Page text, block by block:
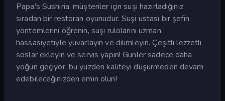
Papa's Sushiria, müşteriler için suşi hazırladığınız
sıradan bir restoran oyunudur. Suşi ustası bir şefin
yöntemlerini öğrenin, suşi rulolarını uzman
hassasiyetiyle yuvarlayın ve dilimleyin. Çeşitli lezzetli
soslar ekleyin ve servis yapın! Günler sadece daha
yoğun geçiyor, bu yüzden kaliteyi düşürmeden devam
edebileceğinizden emin olun!